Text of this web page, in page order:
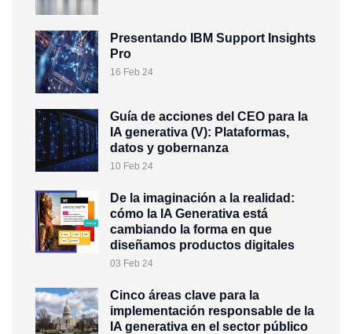
Presentando IBM Support Insights
Pro
16 Feb 24
Guía de acciones del CEO para la
IA generativa (V): Plataformas,
datos y gobernanza
10 Feb 24
De la imaginación a la realidad:
cómo la IA Generativa está
cambiando la forma en que
diseñamos productos digitales
03 Feb 24
Cinco áreas clave para la
implementación responsable de la
IA generativa en el sector público